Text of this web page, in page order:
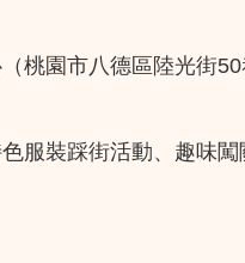
桃園市八德區陸光街50
服裝踩街活動、趣味闖